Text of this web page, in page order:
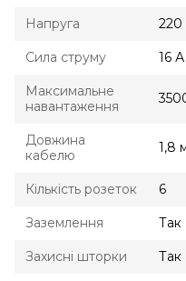
Напруга 220
Сила струму 16 А
Максимальне
навантаження
Довжина
кабелю
1,8
Кількість розеток 6
Заземлення Так
Захисні шторки Так